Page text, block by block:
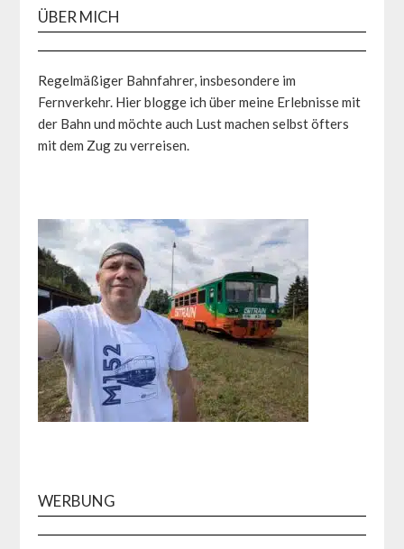
ÜBER MICH
Regelmäßiger Bahnfahrer, insbesondere im
Fernverkehr. Hier blogge ich über meine Erlebnisse mit
der Bahn und möchte auch Lust machen selbst öfters
mit dem Zug zu verreisen.
WERBUNG